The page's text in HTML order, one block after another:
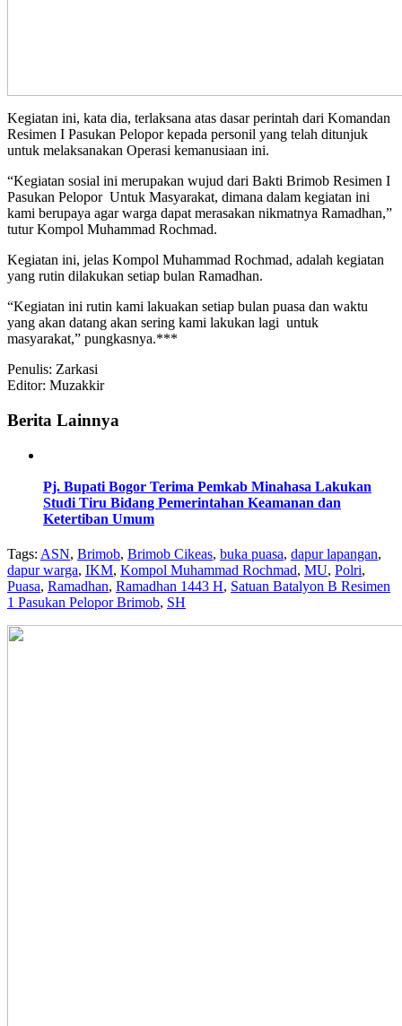
Kegiatan ini, kata dia, terlaksana atas dasar perintah dari Komandan
Resimen I Pasukan Pelopor kepada personil yang telah ditunjuk
untuk melaksanakan Operasi kemanusiaan ini.
“Kegiatan sosial ini merupakan wujud dari Bakti Brimob Resimen I
Pasukan Pelopor Untuk Masyarakat, dimana dalam kegiatan ini
kami berupaya agar warga dapat merasakan nikmatnya Ramadhan,”
tutur Kompol Muhammad Rochmad.
Kegiatan ini, jelas Kompol Muhammad Rochmad, adalah kegiatan
yang rutin dilakukan setiap bulan Ramadhan.
“Kegiatan ini rutin kami lakuakan setiap bulan puasa dan waktu
yang akan datang akan sering kami lakukan lagi untuk
masyarakat,” pungkasnya.***
Penulis: Zarkasi
Editor: Muzakkir
Berita Lainnya
Pj. Bupati Bogor Terima Pemkab Minahasa Lakukan
Studi Tiru Bidang Pemerintahan Keamanan dan
Ketertiban Umum
Tags: ASN, Brimob, Brimob Cikeas, buka puasa, dapur lapangan,
dapur warga, IKM, Kompol Muhammad Rochmad, MU, Polri,
Puasa, Ramadhan, Ramadhan 1443 H, Satuan Batalyon B Resimen
1 Pasukan Pelopor Brimob, SH